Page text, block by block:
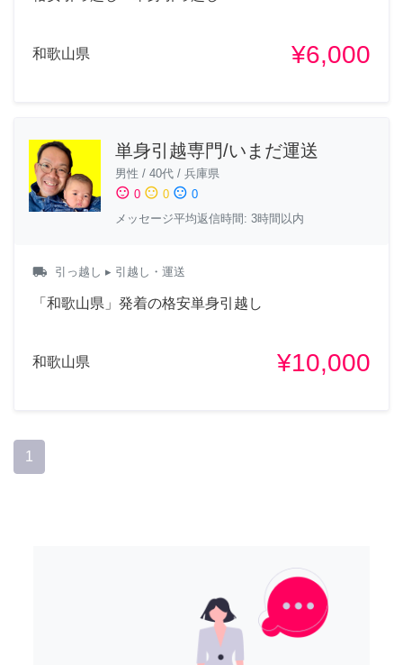
和歌山県 ¥6,000
単身引越専門/いまだ運送
男性 / 40代 / 兵庫県
sentiment_satisfied 0 sentiment_neutral 0 sentiment_dissatisfied 0
メッセージ平均返信時間: 3時間以内
local_shipping 引っ越し ▸ 引越し・運送
「和歌山県」発着の格安単身引越し
和歌山県 ¥10,000
1